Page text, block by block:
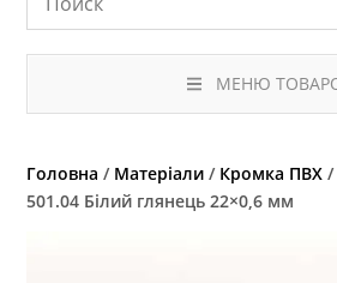
МЕНЮ
Головна / Матеріали / Кромка ПВХ /
501.04 Білий глянець 22×0,6 мм